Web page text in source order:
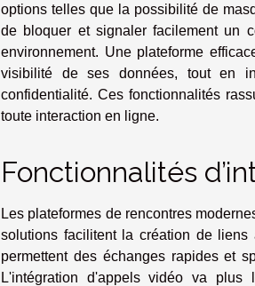
options telles que la possibilité de
de bloquer et signaler facilement un
environnement. Une plateforme
visibilité de ses données, tout en
confidentialité. Ces fonctionnalités
toute interaction en ligne.
Fonctionnalités
Les plateformes de rencontres
solutions facilitent la création de
permettent des échanges rapides et
L'intégration d'appels vidéo va